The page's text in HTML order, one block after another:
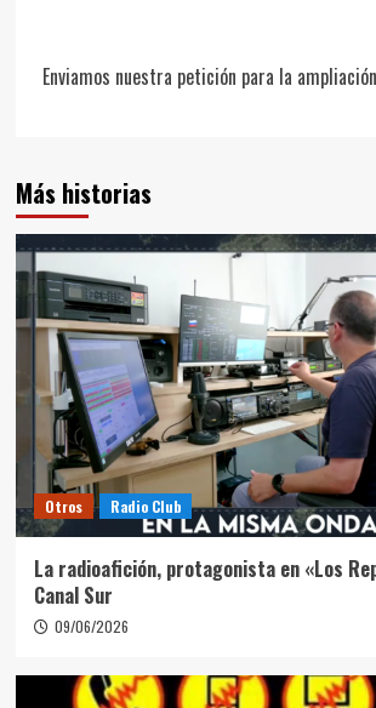
Enviamos nuestra petición para la
Más historias
Otros Radio Club
La radioafición, protagonista en «Los
Canal Sur
09/06/2026